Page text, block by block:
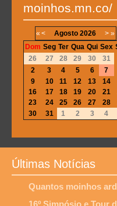
moinhos.mn.co/
« < Agosto 2026 > »
Dom Seg Ter Qua Qui Sex
26
27 28 29 30 31
2
3 4 5 6 7
9
10 11 12 13 14
16
17 18 19 20 21
23
24 25 26 27 28
30
31 1 2 3 4
Últimas Notícias
Quantos moinhos